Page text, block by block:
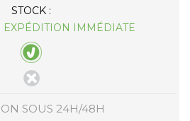
STOCK :
EXPÉDITION IMMÉDIATE
SOUS 24H/48H